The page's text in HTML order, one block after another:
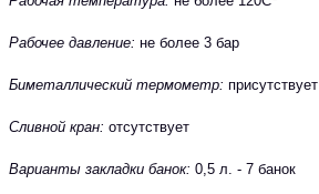
Рабочее давление: не более 3 бар
Биметаллический термометр: присутствует
Сливной кран: отсутствует
Варианты закладки банок: 0,5 л. - 7 банок